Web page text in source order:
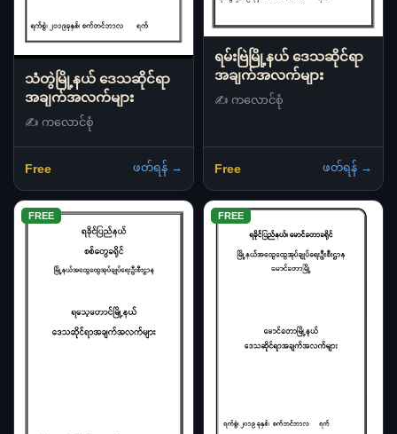
သံတွဲမြို့နယ် ဒေသဆိုင်ရာ
အချက်အလက်များ
✍️ ကလောင်စုံ
Free ဖတ်ရန် →
ရမ်းဗြဲမြို့နယ် ဒေသဆိုင်ရာ
အချက်အလက်များ
✍️ ကလောင်စုံ
Free ဖတ်ရန် →
FREE FREE